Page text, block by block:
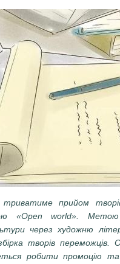
прийом
«Open world».
через художню
творів переможців.
робити промоцію та